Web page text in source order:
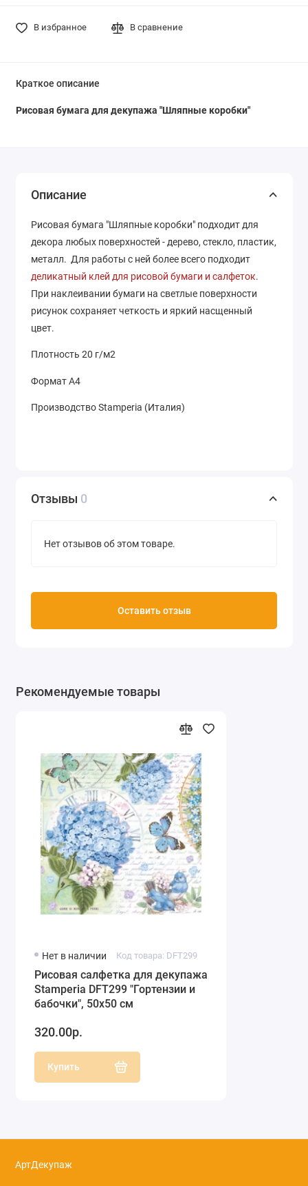
В избранное В сравнение
Краткое описание
Рисовая бумага для декупажа "Шляпные коробки"
Описание
Рисовая бумага "Шляпные коробки" подходит для
декора любых поверхностей - дерево, стекло, пластик,
металл. Для работы с ней более всего подходит
деликатный клей для рисовой бумаги и салфеток.
При наклеивании бумаги на светлые поверхности
рисунок сохраняет четкость и яркий насщенный
цвет.
Плотность 20 г/м2
Формат А4
Производство Stamperia (Италия)
Отзывы 0
Нет отзывов об этом товаре.
Оставить отзыв
Рекомендуемые товары
Нет в наличии Код товара: DFT299
Рисовая салфетка для декупажа
Stamperia DFT299 "Гортензии и
бабочки", 50х50 см
320.00р.
Купить
АртДекупаж